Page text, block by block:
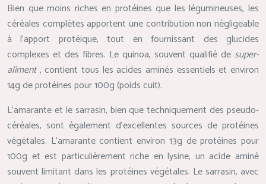
Bien que moins riches en protéines que les légumineuses, les
céréales complètes apportent une contribution non négligeable
à l’apport protéique, tout en fournissant des glucides
complexes et des fibres. Le quinoa, souvent qualifié de super-
aliment, contient tous les acides aminés essentiels et environ
14g de protéines pour 100g (poids cuit).
L’amarante et le sarrasin, bien que techniquement des pseudo-
céréales, sont également d’excellentes sources de protéines
végétales. L’amarante contient environ 13g de protéines pour
100g et est particulièrement riche en lysine, un acide aminé
souvent limitant dans les protéines végétales. Le sarrasin, avec